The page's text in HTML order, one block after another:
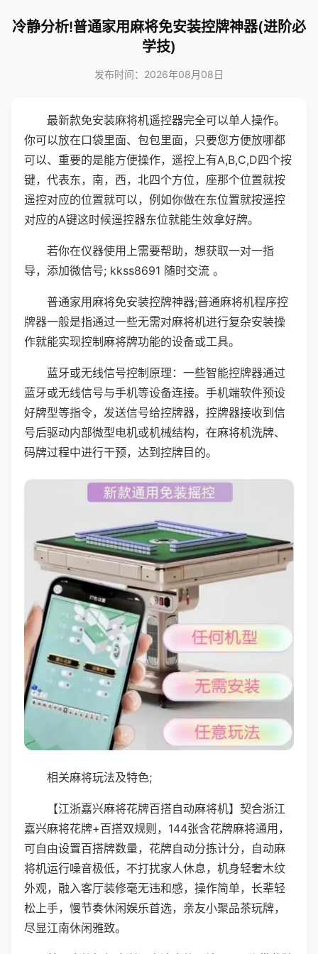
冷静分析!普通家用麻将免安装控牌神器(进阶必
学技)
发布时间：2026年08月08日
最新款免安装麻将机遥控器完全可以单人操作。
你可以放在口袋里面、包包里面，只要您方便放哪都
可以、重要的是能方便操作，遥控上有A,B,C,D四个按
键，代表东，南，西，北四个方位，座那个位置就按
遥控对应的位置就可以，例如你做在东位置就按遥控
对应的A键这时候遥控器东位就能生效拿好牌。
若你在仪器使用上需要帮助，想获取一对一指
导，添加微信号; kkss8691 随时交流 。
普通家用麻将免安装控牌神器;普通麻将机程序控
牌器一般是指通过一些无需对麻将机进行复杂安装操
作就能实现控制麻将牌功能的设备或工具。
蓝牙或无线信号控制原理：一些智能控牌器通过
蓝牙或无线信号与手机等设备连接。手机端软件预设
好牌型等指令，发送信号给控牌器，控牌器接收到信
号后驱动内部微型电机或机械结构，在麻将机洗牌、
码牌过程中进行干预，达到控牌目的。
相关麻将玩法及特色;
【江浙嘉兴麻将花牌百搭自动麻将机】契合浙江
嘉兴麻将花牌+百搭双规则，144张含花牌麻将通用，
可自由设置百搭牌数量，花牌自动分拣计分，自动麻
将机运行噪音极低，不打扰家人休息，机身轻奢木纹
外观，融入客厅装修毫无违和感，操作简单，长辈轻
松上手，慢节奏休闲娱乐首选，亲友小聚品茶玩牌，
尽显江南休闲雅致。